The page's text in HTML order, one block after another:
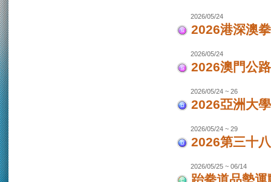
2026/05/24
2026港深澳
2026/05/24
2026澳門公
2026/05/24 ~ 26
2026亞洲大
2026/05/24 ~ 29
2026第三十
2026/05/25 ~ 06/14